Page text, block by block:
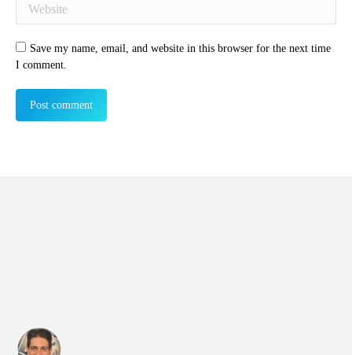
Save my name, email, and website in this browser for the next time
I comment.
Post comment